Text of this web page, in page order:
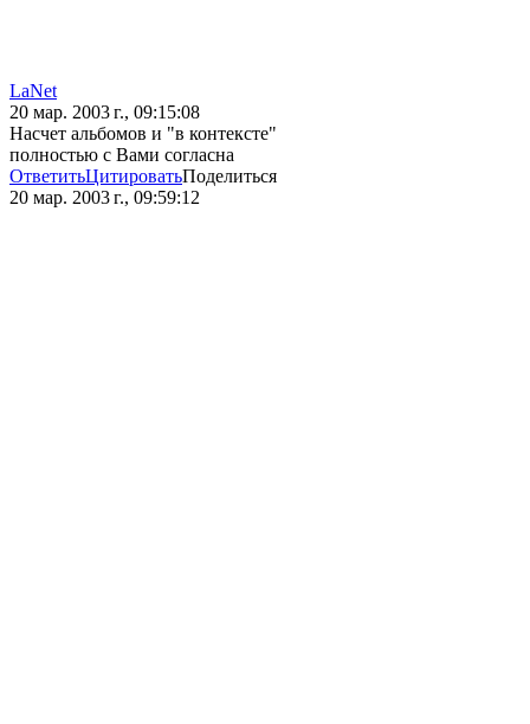
LaNet
20 мар. 2003 г., 09:15:08
Насчет альбомов и "в контексте"
полностью с Вами согласна
ОтветитьЦитироватьПоделиться
20 мар. 2003 г., 09:59:12